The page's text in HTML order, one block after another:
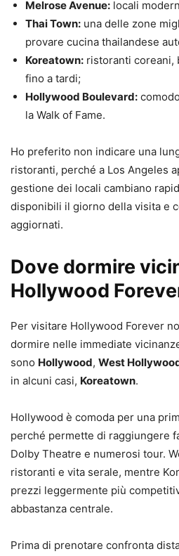
Melrose Avenue: locali
Thai Town: una delle zone
provare cucina thailandese
Koreatown: ristoranti coreani,
fino a tardi;
Hollywood Boulevard:
la Walk of Fame.
Ho preferito non indicare una
ristoranti, perché a Los Angeles
gestione dei locali cambiano
disponibili il giorno della visita e
aggiornati.
Dove dormire
Hollywood
Per visitare Hollywood Forever
dormire nelle immediate
sono Hollywood, West
in alcuni casi, Koreatown.
Hollywood è comoda per una
perché permette di raggiungere
Dolby Theatre e numerosi tour.
ristoranti e vita serale, mentre
prezzi leggermente più
abbastanza centrale.
Prima di prenotare confronta